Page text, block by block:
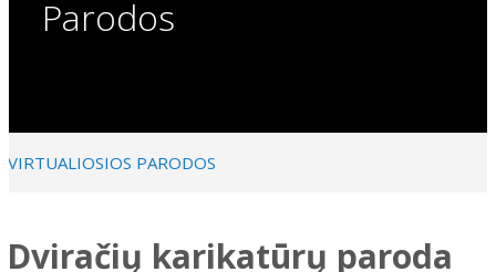
Parodos
VIRTUALIOSIOS PARODOS
Dviračių karikatūrų paroda